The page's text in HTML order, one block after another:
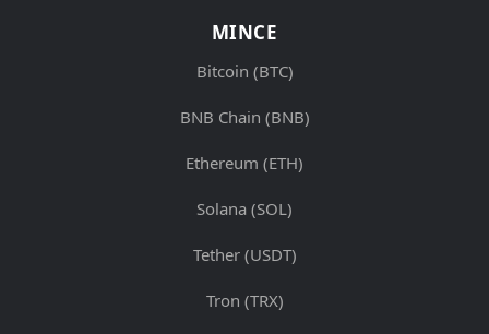
MINCE
Bitcoin (BTC)
BNB Chain (BNB)
Ethereum (ETH)
Solana (SOL)
Tether (USDT)
Tron (TRX)